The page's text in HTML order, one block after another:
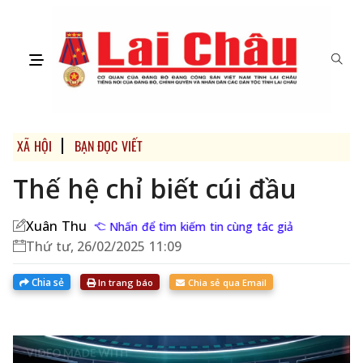
XÃ HỘI BẠN ĐỌC VIẾT
Thế hệ chỉ biết cúi đầu
Xuân Thu Nhấn để tìm kiếm tin cùng tác giả
Thứ tư, 26/02/2025 11:09
Chia sẻ In trang báo Chia sẻ qua Email